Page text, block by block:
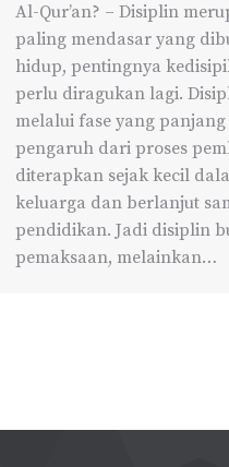
Al-Qur’an? – Disiplin
paling mendasar yang
hidup, pentingnya
perlu diragukan lagi.
melalui fase yang
pengaruh dari proses
diterapkan sejak kecil
keluarga dan berlanjut
pendidikan. Jadi disiplin
pemaksaan, melainkan…